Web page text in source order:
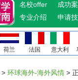
名校offer
成功
专业介绍
申请
荷兰 法国 意大利
> 环球海外-海外风情 >